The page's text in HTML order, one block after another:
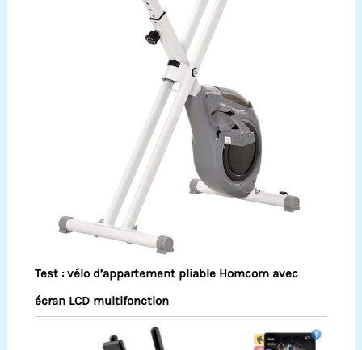
Test : vélo d’appartement pliable Homcom avec
écran LCD multifonction